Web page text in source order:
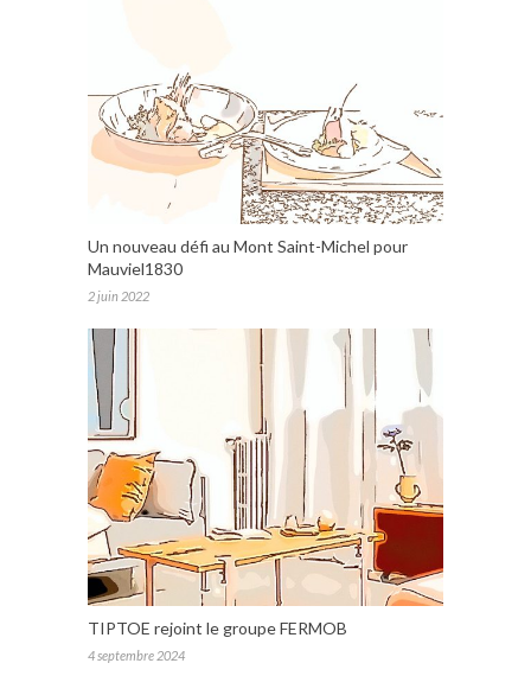
Un nouveau défi au Mont Saint-Michel pour
Mauviel1830
2 juin 2022
TIPTOE rejoint le groupe FERMOB
4 septembre 2024